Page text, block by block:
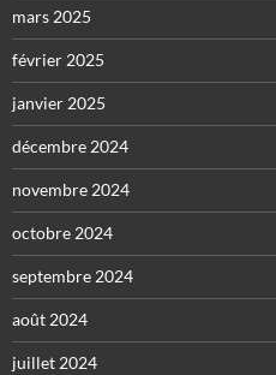
mars 2025
février 2025
janvier 2025
décembre 2024
novembre 2024
octobre 2024
septembre 2024
août 2024
juillet 2024